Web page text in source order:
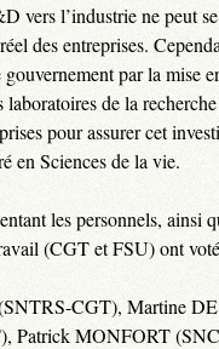
vers l’industrie ne peut
des entreprises.
par la mise
laboratoires de la
pour assurer cet
en Sciences de la vie.
les personnels, ainsi
(CGT et FSU) ont
CGT), Martine
Patrick MONFORT